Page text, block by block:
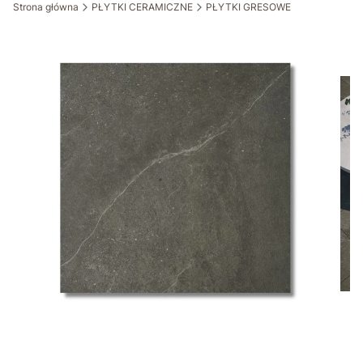
Strona główna PŁYTKI CERAMICZNE PŁYTKI GRESOWE